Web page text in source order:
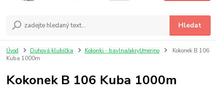
Hledat
Úvod Duhová klubíčka Kokonki - bavlna/akryl/merino
Kokonek B 106
Kuba 1000m
Kokonek B 106 Kuba 1000m